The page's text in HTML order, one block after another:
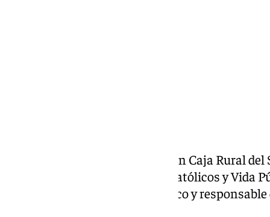
El salón de actos de la Fundación Caja Rural
inauguración de las Jornadas Católicos y Vida
edición, se centran en el uso ético y